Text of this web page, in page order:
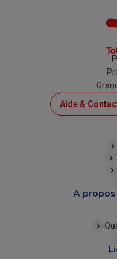
Menu
Top
Aide &
A